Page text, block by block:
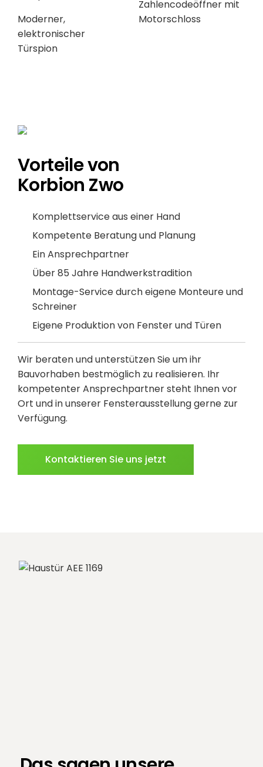
Moderner,
elektronischer
Türspion
Zahlencodeöffner mit
Motorschloss
Vorteile von
Korbion Zwo
Komplettservice aus einer Hand
Kompetente Beratung und Planung
Ein Ansprechpartner
Über 85 Jahre Handwerkstradition
Montage-Service durch eigene Monteure und
Schreiner
Eigene Produktion von Fenster und Türen
Wir beraten und unterstützen Sie um ihr
Bauvorhaben bestmöglich zu realisieren. Ihr
kompetenter Ansprechpartner steht Ihnen vor
Ort und in unserer Fensterausstellung gerne zur
Verfügung.
Kontaktieren Sie uns jetzt